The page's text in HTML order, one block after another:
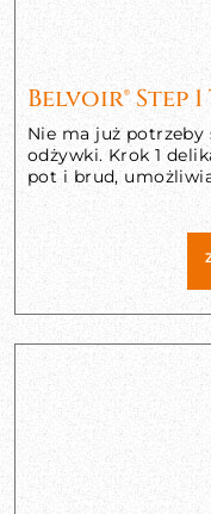
Belvoir® Step
Nie ma już potrzeby
odżywki. Krok 1
pot i brud,